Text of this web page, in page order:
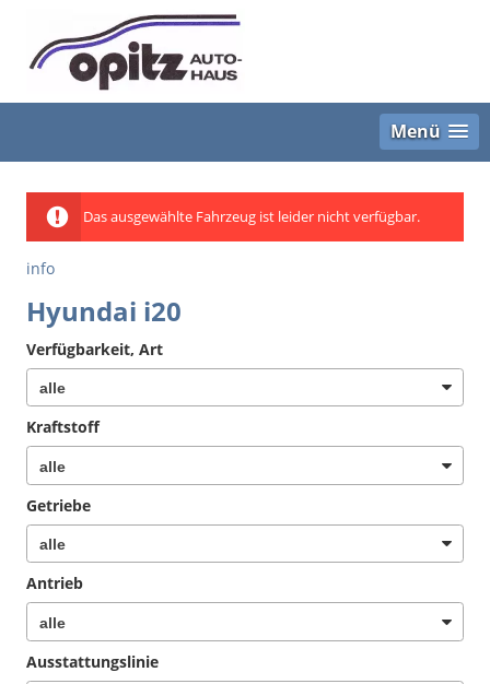
Menü
Das ausgewählte Fahrzeug ist leider nicht verfügbar.
info
Hyundai i20
Verfügbarkeit, Art
Kraftstoff
Getriebe
Antrieb
Ausstattungslinie